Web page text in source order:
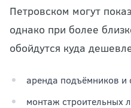
Петровском могут
однако при более
обойдутся куда
аренда подъёмников и
монтаж строительных